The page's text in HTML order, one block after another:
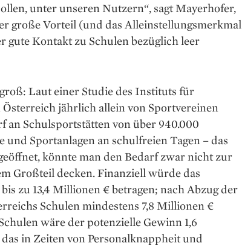
unter unseren Nutzern“, sagt Mayerhofer,
große Vorteil (und das Alleinstellungsmerkmal
gute Kontakt zu Schulen bezüglich leer
Laut einer Studie des Instituts für
jährlich allein von Sportvereinen
an Schulsportstätten von über 940.000
und Sportanlagen an schulfreien Tagen – das
könnte man den Bedarf zwar nicht zur
Großteil decken. Finanziell würde das
zu 13,4 Millionen € betragen; nach Abzug der
Schulen mindestens 7,8 Millionen €
wäre der potenzielle Gewinn 1,6
in ­Zeiten von Personalknappheit und